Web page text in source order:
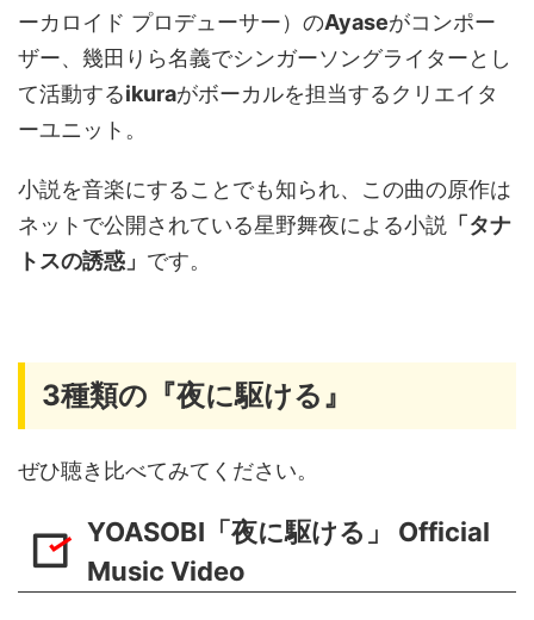
ーカロイド プロデューサー）のAyaseがコンポー
ザー、幾田りら名義でシンガーソングライターとし
て活動するikuraがボーカルを担当するクリエイタ
ーユニット。
小説を音楽にすることでも知られ、この曲の原作は
ネットで公開されている星野舞夜による小説 「タナ
トスの誘惑」 です。
3種類の『夜に駆ける』
ぜひ聴き比べてみてください。
YOASOBI「夜に駆ける」 Official
Music Video